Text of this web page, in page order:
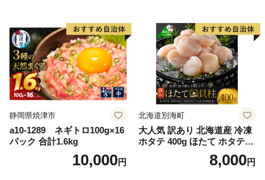
切り身 魚 わけあり
静岡県焼津市
a10-1289 ネギトロ100g×16
パック 合計1.6kg
10,000円
北海道別海町
大人気 訳あり 北海道産 冷凍
ホタテ 400g ほたて ホタテ
8,000円